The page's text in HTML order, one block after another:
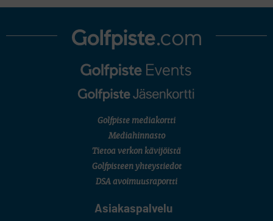
LEGENDS TOUR
U.S. Women's Amateur Championship
English Boys' (U14) Open Amateur Stroke Play Championship
Eeli Krankka, Lionel Mutikainen
7 (U18 ja U21/pojat/Tahko)
6 (Archipelagia Golf)
Golfpiste mediakortti
Mediahinnasto
Tietoa verkon kävijöistä
Golfpisteen yhteystiedot
DSA avoimuusraportti
Asiakaspalvelu